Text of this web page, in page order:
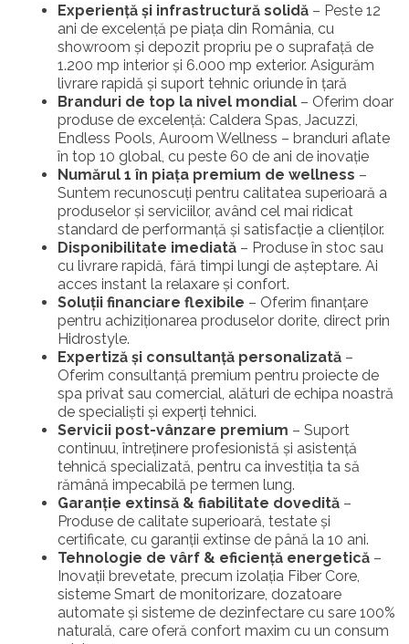
Experiență și infrastructură solidă – Peste 12
ani de excelență pe piața din România, cu
showroom și depozit propriu pe o suprafață de
1.200 mp interior și 6.000 mp exterior. Asigurăm
livrare rapidă și suport tehnic oriunde în țară
Branduri de top la nivel mondial – Oferim doar
produse de excelență: Caldera Spas, Jacuzzi,
Endless Pools, Auroom Wellness – branduri aflate
în top 10 global, cu peste 60 de ani de inovație
Numărul 1 în piața premium de wellness –
Suntem recunoscuți pentru calitatea superioară a
produselor și serviciilor, având cel mai ridicat
standard de performanță și satisfacție a clienților.
Disponibilitate imediată – Produse în stoc sau
cu livrare rapidă, fără timpi lungi de așteptare. Ai
acces instant la relaxare și confort.
Soluții financiare flexibile – Oferim finanțare
pentru achiziționarea produselor dorite, direct prin
Hidrostyle.
Expertiză și consultanță personalizată –
Oferim consultanță premium pentru proiecte de
spa privat sau comercial, alături de echipa noastră
de specialiști și experți tehnici.
Servicii post-vânzare premium – Suport
continuu, întreținere profesionistă și asistență
tehnică specializată, pentru ca investiția ta să
rămână impecabilă pe termen lung.
Garanție extinsă & fiabilitate dovedită –
Produse de calitate superioară, testate și
certificate, cu garanții extinse de până la 10 ani.
Tehnologie de vârf & eficiență energetică –
Inovații brevetate, precum izolația Fiber Core,
sisteme Smart de monitorizare, dozatoare
automate și sisteme de dezinfectare cu sare 100%
naturală, care oferă confort maxim cu un consum